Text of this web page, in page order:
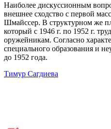
Наиболее дискуссионным
внешнее сходство с первой
Шмайссер. В структурном же
который с 1946 г. по 1952 г.
оружейникам. Согласно
специального образования и
до 1952 года.
Тимур Сагдиева